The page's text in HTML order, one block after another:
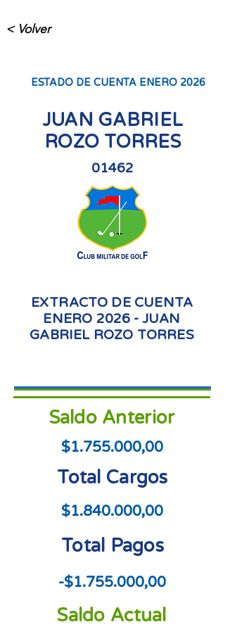
< Volver
ESTADO DE CUENTA ENERO 2026
JUAN GABRIEL
ROZO TORRES
01462
EXTRACTO DE CUENTA
ENERO 2026 - JUAN
GABRIEL ROZO TORRES
Saldo Anterior
$1.755.000,00
Total Cargos
$1.840.000,00
Total Pagos
-$1.755.000,00
Saldo Actual